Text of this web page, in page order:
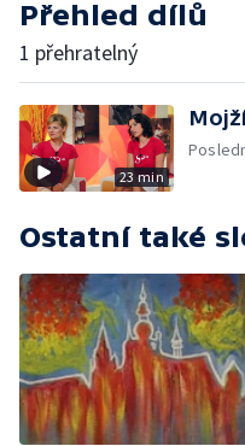
Přehled dílů
1 přehratelný
23 min
Ostatní také